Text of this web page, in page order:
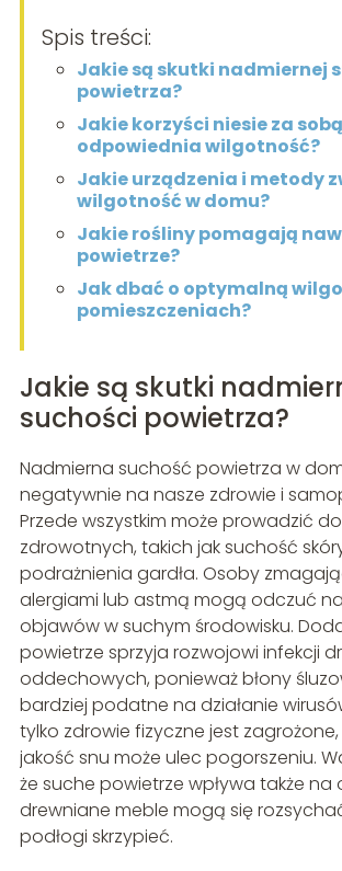
Spis treści:
Jakie są skutki nadmiernej
powietrza?
Jakie korzyści niesie za sobą
odpowiednia wilgotność?
Jakie urządzenia i metody
wilgotność w domu?
Jakie rośliny pomagają
powietrze?
Jak dbać o optymalną
pomieszczeniach?
Jakie są skutki
suchości powietrza?
Nadmierna suchość powietrza w
negatywnie na nasze zdrowie i
Przede wszystkim może prowadzić
zdrowotnych, takich jak suchość
podrażnienia gardła. Osoby
alergiami lub astmą mogą odczuć
objawów w suchym środowisku.
powietrze sprzyja rozwojowi infekcji
oddechowych, ponieważ błony
bardziej podatne na działanie
tylko zdrowie fizyczne jest
jakość snu może ulec pogorszeniu.
że suche powietrze wpływa także na
drewniane meble mogą się
podłogi skrzypieć.